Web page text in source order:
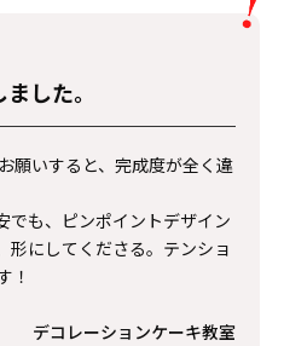
した。
願いすると、完成度が全く違
でも、ピンポイントデザイン
形にしてくださる。テンショ
！
デコレーションケーキ教室